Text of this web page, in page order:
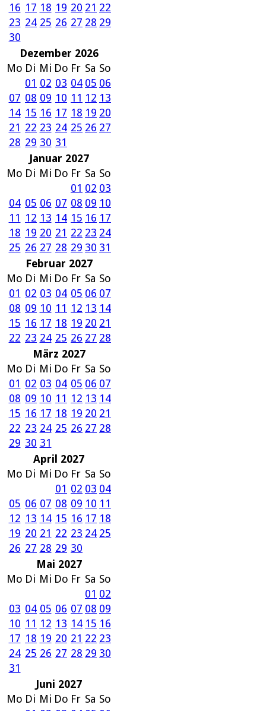
16 17 18 19 20 21 22
23 24 25 26 27 28 29
30
Dezember 2026
Mo Di Mi Do Fr Sa So
01 02 03 04 05 06
07 08 09 10 11 12 13
14 15 16 17 18 19 20
21 22 23 24 25 26 27
28 29 30 31
Januar 2027
Mo Di Mi Do Fr Sa So
01 02 03
04 05 06 07 08 09 10
11 12 13 14 15 16 17
18 19 20 21 22 23 24
25 26 27 28 29 30 31
Februar 2027
Mo Di Mi Do Fr Sa So
01 02 03 04 05 06 07
08 09 10 11 12 13 14
15 16 17 18 19 20 21
22 23 24 25 26 27 28
März 2027
Mo Di Mi Do Fr Sa So
01 02 03 04 05 06 07
08 09 10 11 12 13 14
15 16 17 18 19 20 21
22 23 24 25 26 27 28
29 30 31
April 2027
Mo Di Mi Do Fr Sa So
01 02 03 04
05 06 07 08 09 10 11
12 13 14 15 16 17 18
19 20 21 22 23 24 25
26 27 28 29 30
Mai 2027
Mo Di Mi Do Fr Sa So
01 02
03 04 05 06 07 08 09
10 11 12 13 14 15 16
17 18 19 20 21 22 23
24 25 26 27 28 29 30
31
Juni 2027
Mo Di Mi Do Fr Sa So